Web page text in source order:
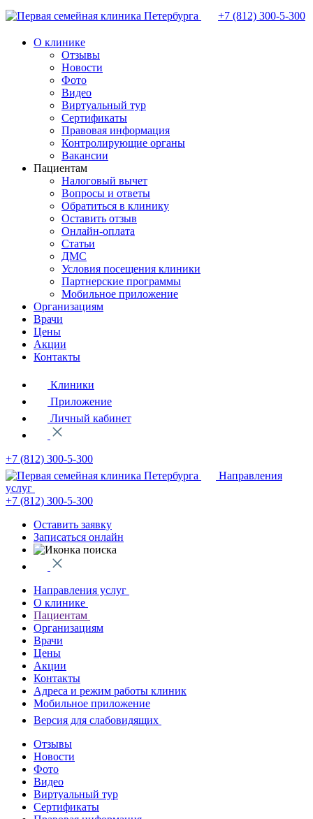
+7 (812) 300-5-300
О клинике
Отзывы
Новости
Фото
Видео
Виртуальный тур
Сертификаты
Правовая информация
Контролирующие органы
Вакансии
Пациентам
Налоговый вычет
Вопросы и ответы
Обратиться в клинику
Оставить отзыв
Онлайн-оплата
Статьи
ДМС
Условия посещения клиники
Партнерские программы
Мобильное приложение
Организациям
Врачи
Цены
Акции
Контакты
Клиники
Приложение
Личный кабинет
+7 (812) 300-5-300
Направления
услуг
+7 (812) 300-5-300
Оставить заявку
Записаться онлайн
Направления услуг
О клинике
Пациентам
Организациям
Врачи
Цены
Акции
Контакты
Адреса и режим работы клиник
Мобильное приложение
Версия для слабовидящих
Отзывы
Новости
Фото
Видео
Виртуальный тур
Сертификаты